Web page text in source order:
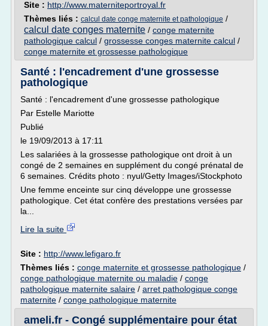
Site : http://www.materniteportroyal.fr
Thèmes liés : calcul date conge maternite et pathologique /
calcul date conges maternite / conge maternite
pathologique calcul / grossesse conges maternite calcul /
conge maternite et grossesse pathologique
Santé : l'encadrement d'une grossesse
pathologique
Santé : l'encadrement d'une grossesse pathologique
Par Estelle Mariotte
Publié
le 19/09/2013 à 17:11
Les salariées à la grossesse pathologique ont droit à un
congé de 2 semaines en supplément du congé prénatal de
6 semaines. Crédits photo : nyul/Getty Images/iStockphoto
Une femme enceinte sur cinq développe une grossesse
pathologique. Cet état confère des prestations versées par
la...
Lire la suite
Site : http://www.lefigaro.fr
Thèmes liés : conge maternite et grossesse pathologique /
conge pathologique maternite ou maladie / conge
pathologique maternite salaire / arret pathologique conge
maternite / conge pathologique maternite
ameli.fr - Congé supplémentaire pour état